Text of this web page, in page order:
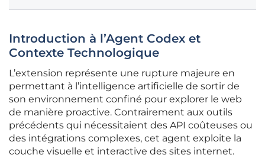
Introduction à l’Agent Codex et
Contexte Technologique
L’extension représente une rupture majeure en
permettant à l’intelligence artificielle de sortir de
son environnement confiné pour explorer le web
de manière proactive. Contrairement aux outils
précédents qui nécessitaient des API coûteuses ou
des intégrations complexes, cet agent exploite la
couche visuelle et interactive des sites internet.